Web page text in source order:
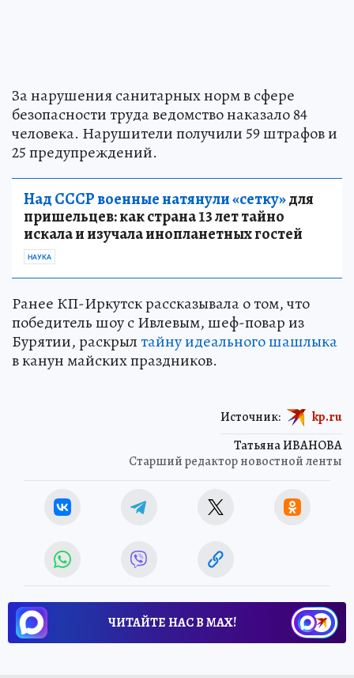
За нарушения санитарных норм в сфере
безопасности труда ведомство наказало 84
человека. Нарушители получили 59 штрафов и
25 предупреждений.
Над СССР военные натянули «сетку»для
пришельцев: как страна 13 лет тайно
искала и изучала инопланетных гостей
НАУКА
Ранее КП-Иркутск рассказывала о том, что
победитель шоу с Ивлевым, шеф-повар из
Бурятии, раскрылтайну идеального шашлыка
в канун майских праздников.
Татьяна ИВАНОВА
Старший редактор новостной ленты
Источник: kp.ru
ЧИТАЙТЕ НАС В МАХ!